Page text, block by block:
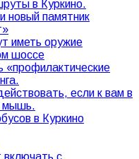
в Куркино.
новый памятник
иметь оружие
шоссе
«профилактические
если к вам в
мышь.
в Куркино
включать с